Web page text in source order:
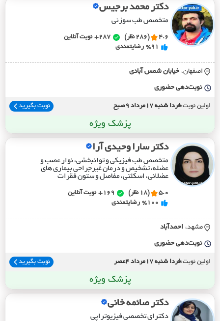
دکتر محمد برجیس
متخصص طب سوزنی
4.6 (286 نظر) 287+
نوبت آنلاین
%91 رضایتمندی
اصفهان، خيابان شمس آبادي
نوبت‌دهی حضوری
اولین نوبت:فردا شنبه 17مرداد 9صبح نوبت بگیرید
پزشک ویژه
دکتر سارا وحیدی آرا
متخصص طب فیزیکی و توانبخشی، نوار عصب و
عضله، تشخیص و درمان غیرجراحی بیماری های
عضلانی، اسکلتی، مفاصل و ستون فقرات
5.0 (18 نظر) 169+
نوبت آنلاین
%100 رضایتمندی
مشهد، احمدآباد
نوبت‌دهی حضوری
اولین نوبت:فردا شنبه 17مرداد 4عصر نوبت بگیرید
پزشک ویژه
دکتر صائمه خانی
دکترای تخصصی فیزیوتراپی